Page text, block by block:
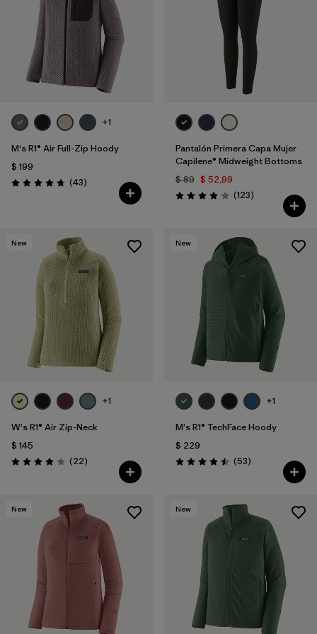
+1
M's R1® Air Full-Zip Hoody
$ 199
Valoración: 4.7 / 5
(43Comentarios
)
Pantalón Primera Capa Mujer
Capilene® Midweight Bottoms
$ 89 $ 52,99
Valoración: 4.0 / 5
(123Comentarios
)
New
+1
W's R1® Air Zip-Neck
$ 145
Valoración: 4.0 / 5
(22Comentarios
)
New
+1
M's R1® TechFace Hoody
$ 229
Valoración: 4.5 / 5
(53Comentarios
)
New New